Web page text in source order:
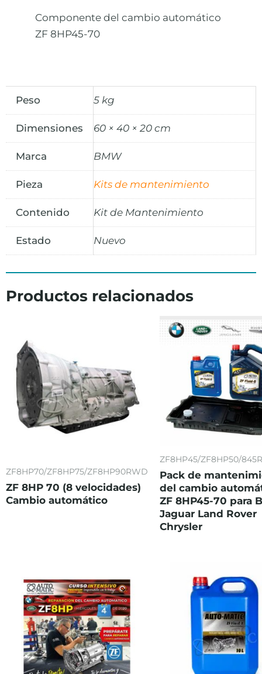
Componente del cambio automático
ZF 8HP45-70
Peso 5 kg
Dimensiones 60 × 40 × 20 cm
Marca BMW
Pieza Kits de mantenimiento
Contenido Kit de Mantenimiento
Estado Nuevo
Productos relacionados
ZF8HP70/ZF8HP75/ZF8HP90RWD
ZF 8HP 70 (8 velocidades)
Cambio automático
ZF8HP45/ZF8HP50/
Pack de
del cambio
ZF 8HP45-70 para
Jaguar Land Rover
Chrysler